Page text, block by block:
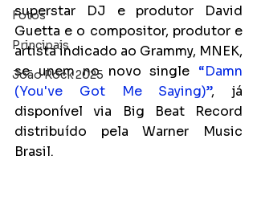
Fotos
Principais
João Rock 2025
superstar DJ e produtor David
Guetta e o compositor, produtor e
artista indicado ao Grammy, MNEK,
se unem no novo single “Damn
(You've Got Me Saying)”, já
disponível via Big Beat Record
distribuído pela Warner Music
Brasil.